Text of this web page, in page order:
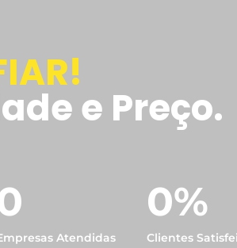
e Preço.
Atendidas
0%
Clientes